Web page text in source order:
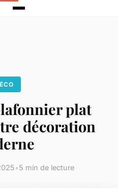
plat
décoration
•5 min de lecture